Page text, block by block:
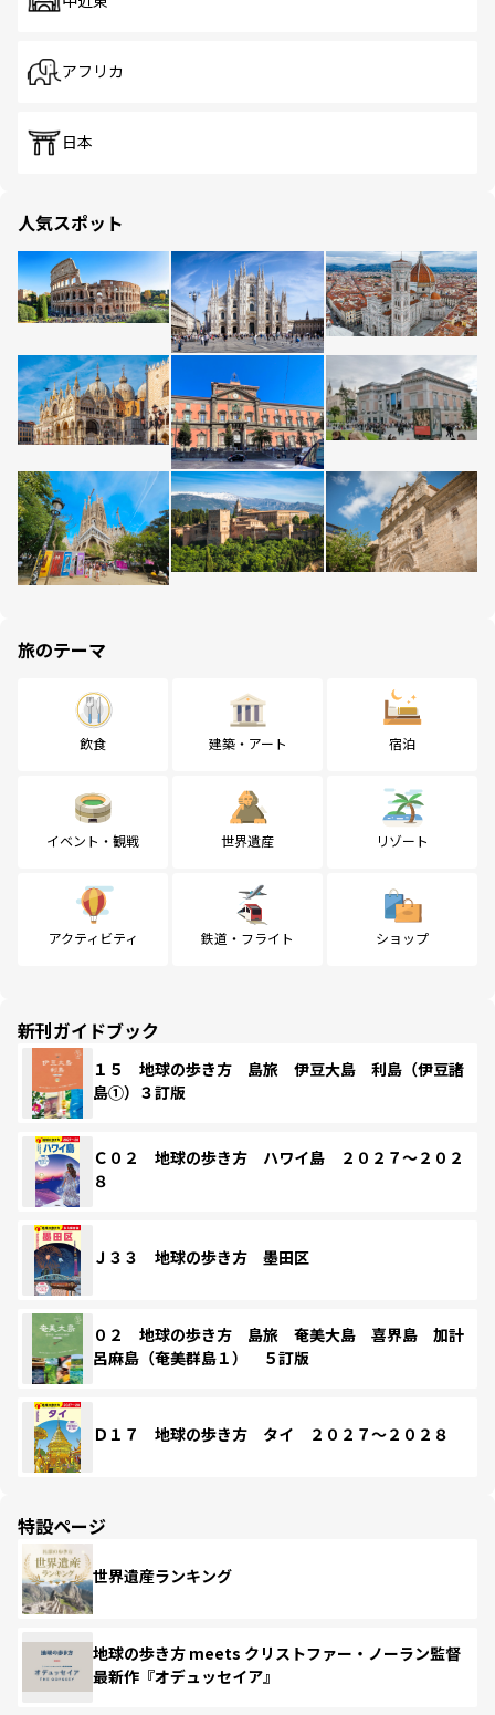
アフリカ
日本
人気スポット
旅のテーマ
飲食 建築・アート 宿泊
イベント・観戦 世界遺産 リゾート
アクティビティ 鉄道・フライト ショップ
新刊ガイドブック
１５ 地球の歩き方 島旅 伊豆大島 利島（伊豆諸
島①）３訂版
Ｃ０２ 地球の歩き方 ハワイ島 ２０２７～２０２
８
Ｊ３３ 地球の歩き方 墨田区
０２ 地球の歩き方 島旅 奄美大島 喜界島 加計
呂麻島（奄美群島１） ５訂版
Ｄ１７ 地球の歩き方 タイ ２０２７～２０２８
特設ページ
世界遺産ランキング
地球の歩き方 meets クリストファー・ノーラン監督
最新作『オデュッセイア』